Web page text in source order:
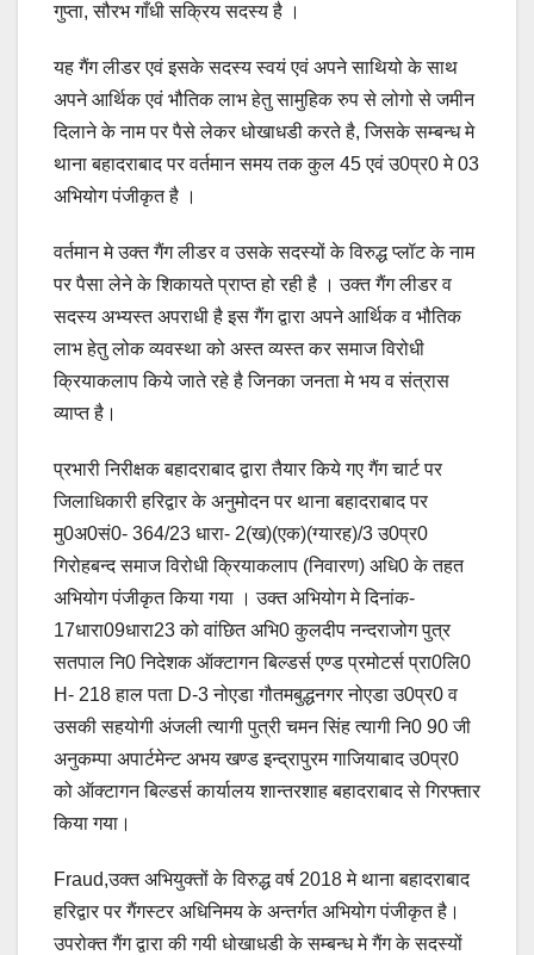
गुप्ता, सौरभ गाँधी सक्रिय सदस्य है ।
यह गैंग लीडर एवं इसके सदस्य स्वयं एवं अपने साथियो के साथ
अपने आर्थिक एवं भौतिक लाभ हेतु सामुहिक रुप से लोगो से जमीन
दिलाने के नाम पर पैसे लेकर धोखाधडी करते है, जिसके सम्बन्ध मे
थाना बहादराबाद पर वर्तमान समय तक कुल 45 एवं उ0प्र0 मे 03
अभियोग पंजीकृत है ।
वर्तमान मे उक्त गैंग लीडर व उसके सदस्यों के विरुद्ध प्लॉट के नाम
पर पैसा लेने के शिकायते प्राप्त हो रही है । उक्त गैंग लीडर व
सदस्य अभ्यस्त अपराधी है इस गैंग द्वारा अपने आर्थिक व भौतिक
लाभ हेतु लोक व्यवस्था को अस्त व्यस्त कर समाज विरोधी
क्रियाकलाप किये जाते रहे है जिनका जनता मे भय व संत्रास
व्याप्त है।
प्रभारी निरीक्षक बहादराबाद द्वारा तैयार किये गए गैंग चार्ट पर
जिलाधिकारी हरिद्वार के अनुमोदन पर थाना बहादराबाद पर
मु0अ0सं0- 364/23 धारा- 2(ख)(एक)(ग्यारह)/3 उ0प्र0
गिरोहबन्द समाज विरोधी क्रियाकलाप (निवारण) अधि0 के तहत
अभियोग पंजीकृत किया गया । उक्त अभियोग मे दिनांक-
17धारा09धारा23 को वांछित अभि0 कुलदीप नन्दराजोग पुत्र
सतपाल नि0 निदेशक ऑक्टागन बिल्डर्स एण्ड प्रमोटर्स प्रा0लि0
H- 218 हाल पता D-3 नोएडा गौतमबुद्धनगर नोएडा उ0प्र0 व
उसकी सहयोगी अंजली त्यागी पुत्री चमन सिंह त्यागी नि0 90 जी
अनुकम्पा अपार्टमेन्ट अभय खण्ड इन्द्रापुरम गाजियाबाद उ0प्र0
को ऑक्टागन बिल्डर्स कार्यालय शान्तरशाह बहादराबाद से गिरफ्तार
किया गया।
Fraud,उक्त अभियुक्तों के विरुद्ध वर्ष 2018 मे थाना बहादराबाद
हरिद्वार पर गैंगस्टर अधिनिमय के अन्तर्गत अभियोग पंजीकृत है।
उपरोक्त गैंग द्वारा की गयी धोखाधडी के सम्बन्ध मे गैंग के सदस्यों